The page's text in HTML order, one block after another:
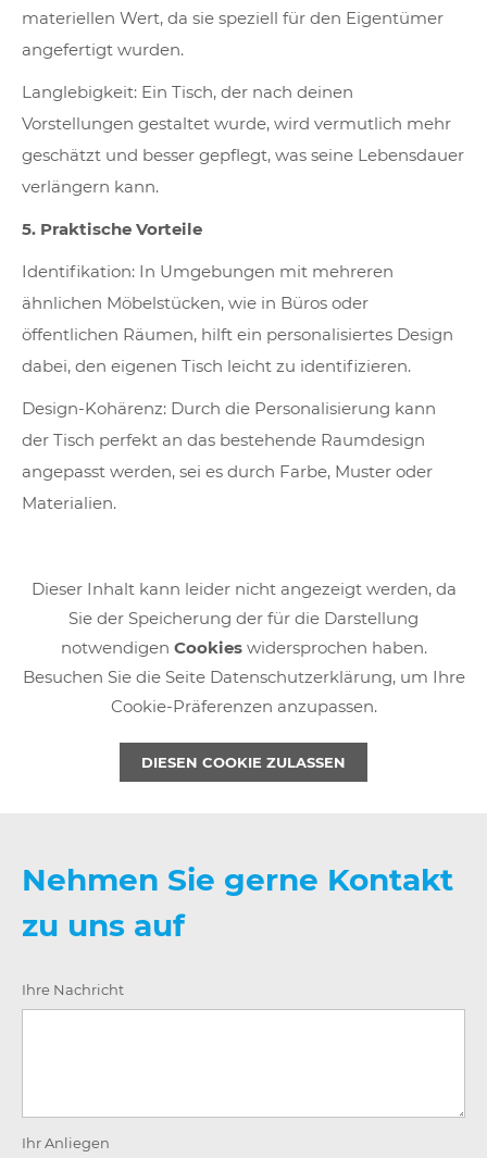
materiellen Wert, da sie speziell für den Eigentümer
angefertigt wurden.
Langlebigkeit: Ein Tisch, der nach deinen
Vorstellungen gestaltet wurde, wird vermutlich mehr
geschätzt und besser gepflegt, was seine Lebensdauer
verlängern kann.
5. Praktische Vorteile
Identifikation: In Umgebungen mit mehreren
ähnlichen Möbelstücken, wie in Büros oder
öffentlichen Räumen, hilft ein personalisiertes Design
dabei, den eigenen Tisch leicht zu identifizieren.
Design-Kohärenz: Durch die Personalisierung kann
der Tisch perfekt an das bestehende Raumdesign
angepasst werden, sei es durch Farbe, Muster oder
Materialien.
Dieser Inhalt kann leider nicht angezeigt werden, da
Sie der Speicherung der für die Darstellung
notwendigen Cookieswidersprochen haben.
Besuchen Sie die Seite Datenschutzerklärung, um Ihre
Cookie-Präferenzen anzupassen.
DIESEN COOKIE ZULASSEN
Nehmen Sie gerne Kontakt
zu uns auf
Ihre Nachricht
Ihr Anliegen